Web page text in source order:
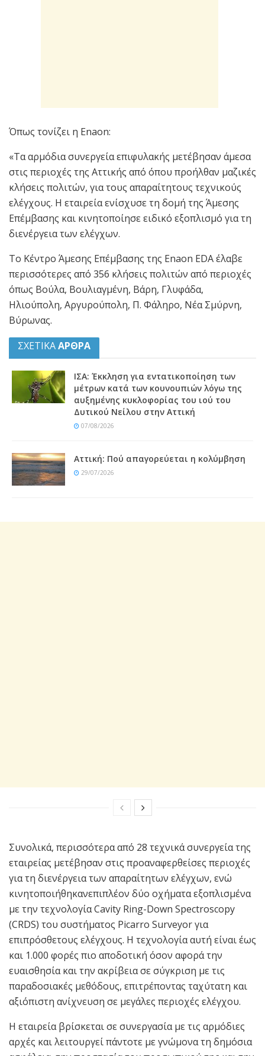
Όπως τονίζει η Enaon:
«Τα αρμόδια συνεργεία επιφυλακής μετέβησαν άμεσα
στις περιοχές της Αττικής από όπου προήλθαν μαζικές
κλήσεις πολιτών, για τους απαραίτητους τεχνικούς
ελέγχους. Η εταιρεία ενίσχυσε τη δομή της Άμεσης
Επέμβασης και κινητοποίησε ειδικό εξοπλισμό για τη
διενέργεια των ελέγχων.
Το Κέντρο Άμεσης Επέμβασης της Enaon EDA έλαβε
περισσότερες από 356 κλήσεις πολιτών από περιοχές
όπως Βούλα, Βουλιαγμένη, Βάρη, Γλυφάδα,
Ηλιούπολη, Αργυρούπολη, Π. Φάληρο, Νέα Σμύρνη,
Βύρωνας.
ΣΧΕΤΙΚΑΑΡΘΡΑ
ΙΣΑ: Έκκληση για εντατικοποίηση των
μέτρων κατά των κουνουπιών λόγω της
αυξημένης κυκλοφορίας του ιού του
Δυτικού Νείλου στην Αττική
07/08/2026
Αττική: Πού απαγορεύεται η κολύμβηση
29/07/2026
Συνολικά, περισσότερα από 28 τεχνικά συνεργεία της
εταιρείας μετέβησαν στις προαναφερθείσες περιοχές
για τη διενέργεια των απαραίτητων ελέγχων, ενώ
κινητοποιήθηκανεπιπλέον δύο οχήματα εξοπλισμένα
με την τεχνολογία Cavity Ring-Down Spectroscopy
(CRDS) του συστήματος Picarro Surveyor για
επιπρόσθετους ελέγχους. Η τεχνολογία αυτή είναι έως
και 1.000 φορές πιο αποδοτική όσον αφορά την
ευαισθησία και την ακρίβεια σε σύγκριση με τις
παραδοσιακές μεθόδους, επιτρέποντας ταχύτατη και
αξιόπιστη ανίχνευση σε μεγάλες περιοχές ελέγχου.
Η εταιρεία βρίσκεται σε συνεργασία με τις αρμόδιες
αρχές και λειτουργεί πάντοτε με γνώμονα τη δημόσια